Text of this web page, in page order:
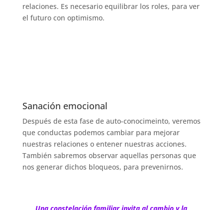
relaciones. Es necesario equilibrar los roles, para ver
el futuro con optimismo.
Sanación emocional
Después de esta fase de auto-conocimeinto, veremos
que conductas podemos cambiar para mejorar
nuestras relaciones o entener nuestras acciones.
También sabremos observar aquellas personas que
nos generar dichos bloqueos, para prevenirnos.